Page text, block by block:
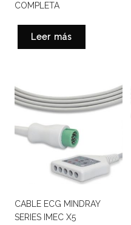
COMPLETA
Leer más
CABLE ECG MINDRAY
SERIES IMEC X5